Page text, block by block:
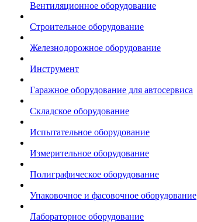
Вентиляционное оборудование
Строительное оборудование
Железнодорожное оборудование
Инструмент
Гаражное оборудование для автосервиса
Складское оборудование
Испытательное оборудование
Измерительное оборудование
Полиграфическое оборудование
Упаковочное и фасовочное оборудование
Лабораторное оборудование